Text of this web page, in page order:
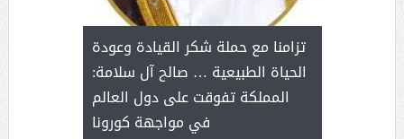
مع
بنت
تزامنا مع حملة شكر القيادة وعودة
الحياة الطبيعية … صالح آل سلامة:
المملكة تفوقت على دول العالم
في مواجهة كورونا